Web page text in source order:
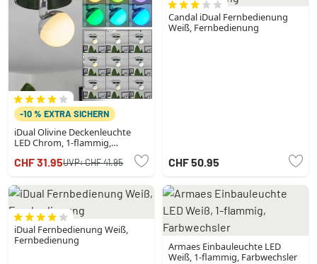
-10 % EXTRA SICHERN
iDual Olivine Deckenleuchte
LED Chrom, 1-flammig,
Fernbedienung, Farbwechsler
CHF 31.95UVP:CHF 41.95
Candal iDual Fernbedienung
Weiß, Fernbedienung
CHF 50.95
iDual Fernbedienung Weiß,
Fernbedienung
Armaes Einbauleuchte LED
Weiß, 1-flammig, Farbwechsler